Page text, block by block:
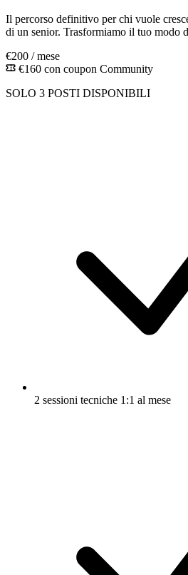
Il percorso definitivo per chi vuole
di un senior. Trasformiamo il tuo modo
€200 / mese
€160 con coupon Community
SOLO 3 POSTI DISPONIBILI
2 sessioni tecniche 1:1 al mese